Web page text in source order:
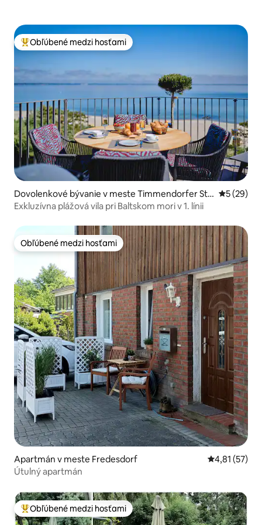
Najobľúbenejšie medzi hosťami
Obľúbené medzi hosťami
Dovolenkové bývanie v meste Timmendorfer Str
and
5 (29)
Exkluzívna plážová vila pri Baltskom mori v 1. línii
Obľúbené medzi hosťami
Obľúbené medzi hosťami
Apartmán v meste Fredesdorf Priemerné
4,81 (57)
Útulný apartmán
Najobľúbenejšie medzi hosťami
Obľúbené medzi hosťami